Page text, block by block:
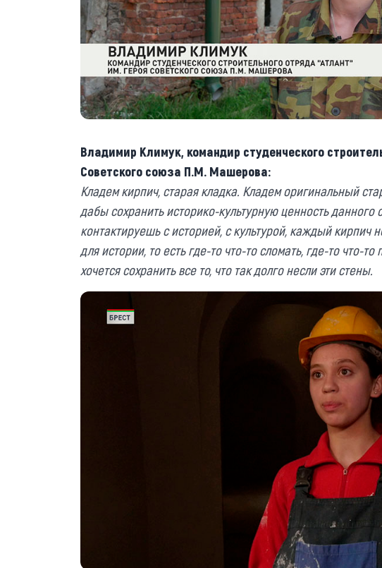
Владимир Климук, командир студенческого
Советского союза П.М. Машерова:
Кладем кирпич, старая кладка. Кладем оригинальный
дабы сохранить историко-культурную ценность данного
контактируешь с историей, с культурой, каждый кирпич
для истории, то есть где-то что-то сломать, где-то что-
хочется сохранить все то, что так долго несли эти стены.